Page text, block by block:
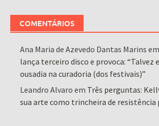
COMENTÁRIOS
Ana Maria de Azevedo Dantas Marins
lança terceiro disco e provoca: “Talvez
ousadia na curadoria (dos festivais)”
Leandro Alvaro em Três perguntas:
sua arte como trincheira de resistência